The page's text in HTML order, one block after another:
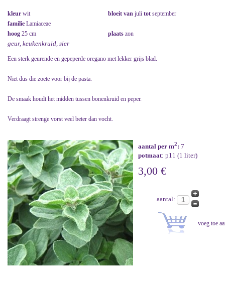
kleur wit bloeit van juli tot september
familie Lamiaceae
hoog 25 cm plaats zon
geur, keukenkruid, sier
Een sterk geurende en gepeperde oregano met lekker grijs blad.
Niet dus die zoete voor bij de pasta.
De smaak houdt het midden tussen bonenkruid en peper.
Verdraagt strenge vorst veel beter dan vocht.
aantal per m2: 7
potmaat: p11 (1 liter)
3,00 €
aantal: